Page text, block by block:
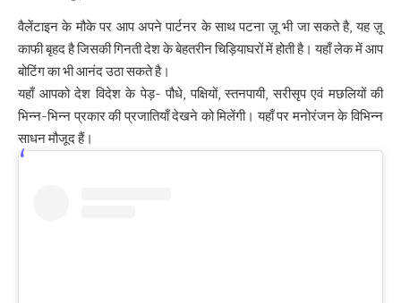
वैलेंटाइन के मौके पर आप अपने पार्टनर के साथ पटना ज़ू भी जा सकते है, यह ज़ू
काफी बृहद है जिसकी गिनती देश के बेहतरीन चिड़ियाघरों में होती है। यहाँ लेक में आप
बोटिंग का भी आनंद उठा सकते है।
यहाँ आपको देश विदेश के पेड़- पौधे, पक्षियों, स्तनपायी, सरीसृप एवं मछलियों की
भिन्न-भिन्न प्रकार की प्रजातियाँ देखने को मिलेंगी। यहाँ पर मनोरंजन के विभिन्न
साधन मौजूद हैं।